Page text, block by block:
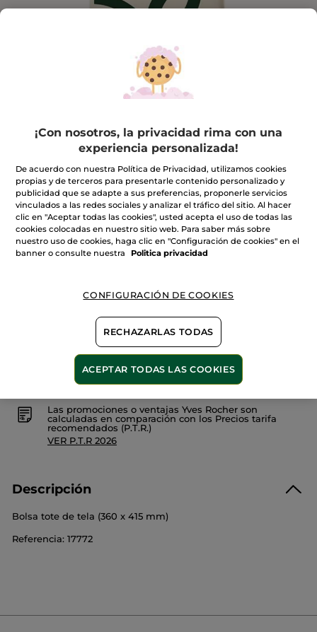
Bolsa tote de tela
★★★★★
★★★★★
No
hay
valoraciones
INCLUIR UNA RESEÑA
Cantidad
Pago Seguro
Satisfecho o te devolvemos el dinero
Las promociones o ventajas Yves Rocher son
calculadas en comparación con los Precios tarifa
recomendados (P.T.R.)
VER P.T.R 2026
Descripción
Bolsa tote de tela (360 x 415 mm)
Referencia: 17772
¡Con nosotros, la privacidad rima con una
experiencia personalizada!
De acuerdo con nuestra Política de Privacidad, utilizamos cookies
propias y de terceros para presentarle contenido personalizado y
publicidad que se adapte a sus preferencias, proponerle servicios
vinculados a las redes sociales y analizar el tráfico del sitio. Al hacer
clic en "Aceptar todas las cookies", usted acepta el uso de todas las
cookies colocadas en nuestro sitio web. Para saber más sobre
nuestro uso de cookies, haga clic en "Configuración de cookies" en el
banner o consulte nuestra
Politica privacidad
CONFIGURACIÓN DE COOKIES
RECHAZARLAS TODAS
ACEPTAR TODAS LAS COOKIES